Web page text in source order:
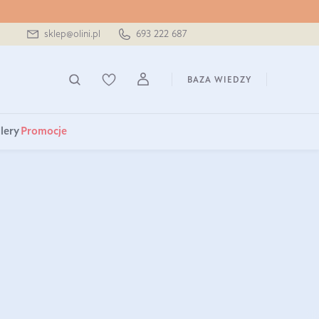
sklep@olini.pl 693 222 687
BAZA WIEDZY
Promocje